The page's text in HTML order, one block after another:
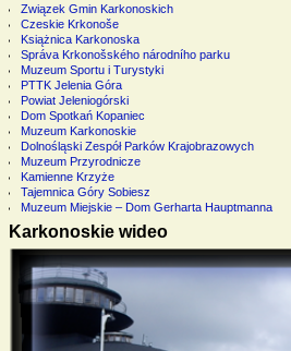
Związek Gmin Karkonoskich
Czeskie Krkonoše
Książnica Karkonoska
Správa Krkonošského národního parku
Muzeum Sportu i Turystyki
PTTK Jelenia Góra
Powiat Jeleniogórski
Dom Spotkań Kopaniec
Muzeum Karkonoskie
Dolnośląski Zespół Parków Krajobrazowych
Muzeum Przyrodnicze
Kamienne Krzyże
Tajemnica Góry Sobiesz
Muzeum Miejskie – Dom Gerharta Hauptmanna
Karkonoskie wideo